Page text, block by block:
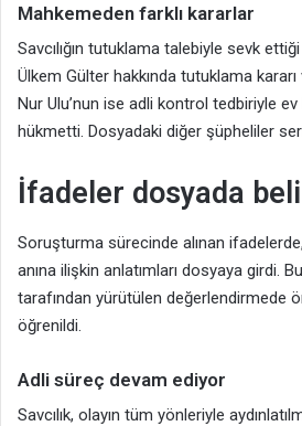
Mahkemeden farklı kararlar
Savcılığın tutuklama talebiyle sevk
Ülkem Gülter hakkında tutuklama
Nur Ulu’nun ise adli kontrol tedbiriyle
hükmetti. Dosyadaki diğer şüpheliler
İfadeler dosyada
Soruşturma sürecinde alınan
anına ilişkin anlatımları dosyaya girdi.
tarafından yürütülen değerlendirmede
öğrenildi.
Adli süreç devam ediyor
Savcılık, olayın tüm yönleriyle